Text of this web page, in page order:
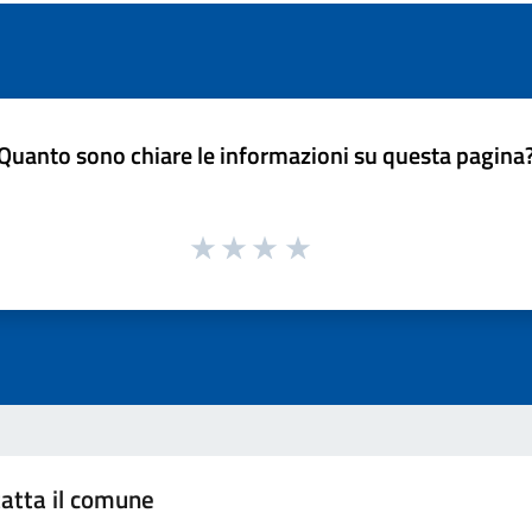
sono chiare le informazioni su questa
il comune